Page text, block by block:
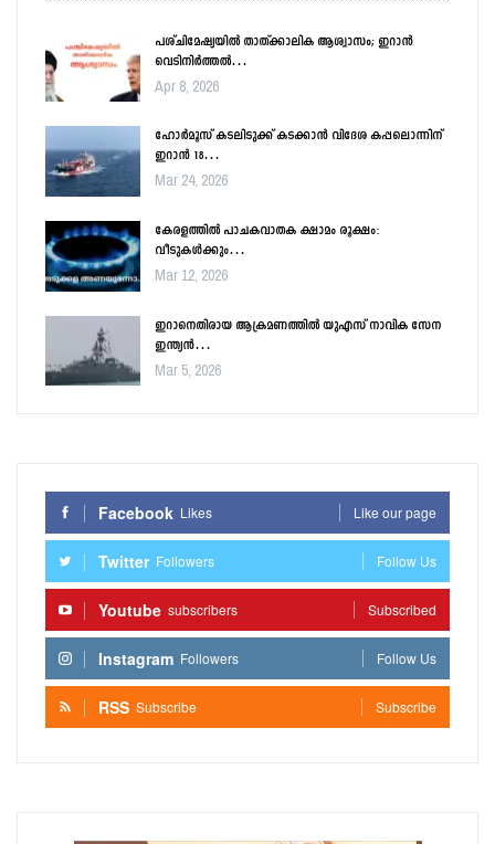
പശ്ചിമേഷ്യയിൽ താത്ക്കാലിക ആശ്വാസം; ഇറാൻ
വെടിനിർത്തൽ…
Apr 8, 2026
ഹോർമൂസ് കടലിടുക്ക് കടക്കാൻ വിദേശ കപ്പലൊന്നിന്
ഇറാൻ 18…
Mar 24, 2026
കേരളത്തിൽ പാചകവാതക ക്ഷാമം രൂക്ഷം:
വീടുകൾക്കും…
Mar 12, 2026
ഇറാനെതിരായ ആക്രമണത്തിൽ യുഎസ് നാവിക സേന
ഇന്ത്യൻ…
Mar 5, 2026
Facebook Likes Like our page
Twitter Followers Follow Us
Youtube subscribers Subscribed
Instagram Followers Follow Us
RSS Subscribe Subscribe